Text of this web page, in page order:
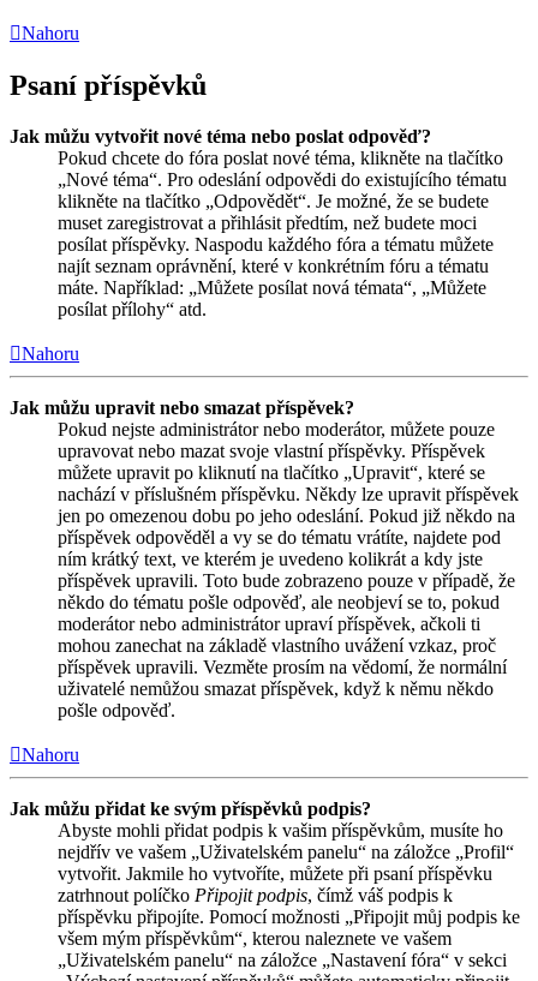
Nahoru
Psaní příspěvků
Jak můžu vytvořit nové téma nebo poslat odpověď?
Pokud chcete do fóra poslat nové téma, klikněte na tlačítko
„Nové téma“. Pro odeslání odpovědi do existujícího tématu
klikněte na tlačítko „Odpovědět“. Je možné, že se budete
muset zaregistrovat a přihlásit předtím, než budete moci
posílat příspěvky. Naspodu každého fóra a tématu můžete
najít seznam oprávnění, které v konkrétním fóru a tématu
máte. Například: „Můžete posílat nová témata“, „Můžete
posílat přílohy“ atd.
Nahoru
Jak můžu upravit nebo smazat příspěvek?
Pokud nejste administrátor nebo moderátor, můžete pouze
upravovat nebo mazat svoje vlastní příspěvky. Příspěvek
můžete upravit po kliknutí na tlačítko „Upravit“, které se
nachází v příslušném příspěvku. Někdy lze upravit příspěvek
jen po omezenou dobu po jeho odeslání. Pokud již někdo na
příspěvek odpověděl a vy se do tématu vrátíte, najdete pod
ním krátký text, ve kterém je uvedeno kolikrát a kdy jste
příspěvek upravili. Toto bude zobrazeno pouze v případě, že
někdo do tématu pošle odpověď, ale neobjeví se to, pokud
moderátor nebo administrátor upraví příspěvek, ačkoli ti
mohou zanechat na základě vlastního uvážení vzkaz, proč
příspěvek upravili. Vezměte prosím na vědomí, že normální
uživatelé nemůžou smazat příspěvek, když k němu někdo
pošle odpověď.
Nahoru
Jak můžu přidat ke svým příspěvků podpis?
Abyste mohli přidat podpis k vašim příspěvkům, musíte ho
nejdřív ve vašem „Uživatelském panelu“ na záložce „Profil“
vytvořit. Jakmile ho vytvoříte, můžete při psaní příspěvku
zatrhnout políčko Připojit podpis, čímž váš podpis k
příspěvku připojíte. Pomocí možnosti „Připojit můj podpis ke
všem mým příspěvkům“, kterou naleznete ve vašem
„Uživatelském panelu“ na záložce „Nastavení fóra“ v sekci